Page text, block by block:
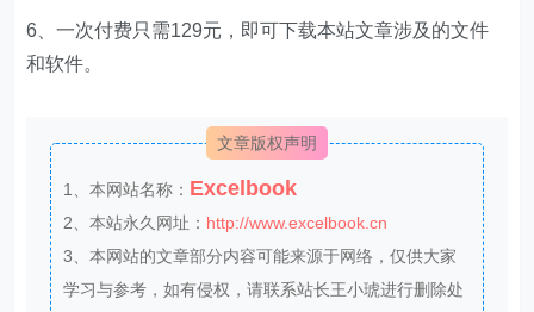
6、一次付费只需129元，即可下载本站文章涉及的文件
和软件。
文章版权声明
1、本网站名称： Excelbook
2、本站永久网址： http://www.excelbook.cn
3、本网站的文章部分内容可能来源于网络，仅供大家
学习与参考，如有侵权，请联系站长王小琥进行删除处